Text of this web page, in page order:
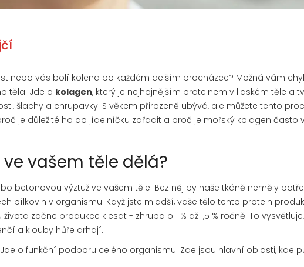
nebo vás bolí kolena po každém delším procházce? Možná vám
těla. Jde o kolagen, který je nejhojnějším proteinem v lidském těle a
šlachy a chrupavky. S věkem přirozeně ubývá, ale můžete tento
je důležité ho do jídelníčku zařadit a proč je mořský kolagen často
vašem těle dělá?
betonovou výztuž ve vašem těle. Bez něj by naše tkáně neměly
bílkovin v organismu. Když jste mladší, vaše tělo tento protein
začne produkce klesat - zhruba o 1 % až 1,5 % ročně. To
a klouby hůře drhají.
o funkční podporu celého organismu. Zde jsou hlavní oblasti, kde